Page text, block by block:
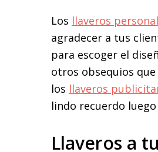
Los llaveros
agradecer a tus
para escoger el
otros obsequios
los llaveros
lindo recuerdo
Llaveros a